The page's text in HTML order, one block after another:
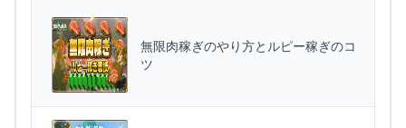
無限肉稼ぎのやり方とルピー稼ぎのコ
ツ